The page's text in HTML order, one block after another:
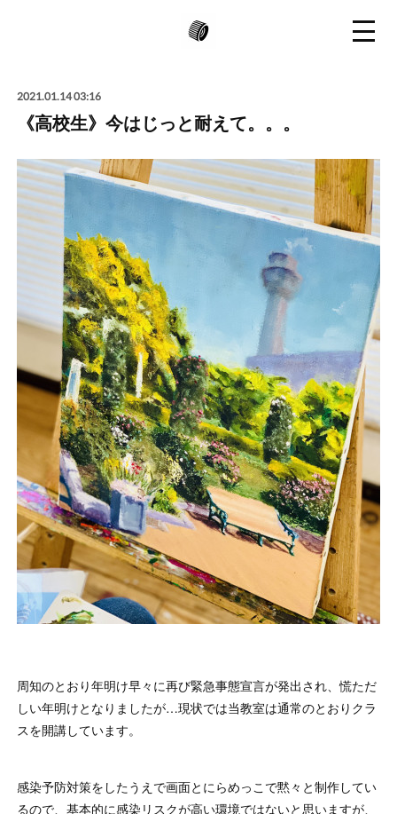
2021.01.14 03:16
《高校生》今はじっと耐えて。。。
周知のとおり年明け早々に再び緊急事態宣言が発出され、慌ただ
しい年明けとなりましたが…現状では当教室は通常のとおりクラ
スを開講しています。
感染予防対策をしたうえで画面とにらめっこで黙々と制作してい
るので、基本的に感染リスクが高い環境ではないと思いますが、